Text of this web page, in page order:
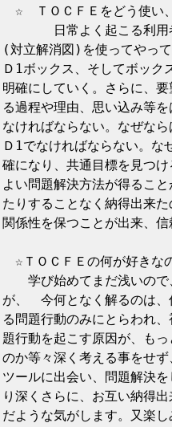
☆　ＴＯＣＦＥをどう使い
日常よく起こる利用者
(対立解消図)を使ってやっ
Ｄ1ボックス、そしてボック
明確にしていく。さらに、
る過程や理由、思い込み等
なければならない。なぜな
Ｄ1でなければならない。な
確になり、共通目標を見つ
よい問題解決方法が得るこ
たりすることなく納得出来
関係性を保つことが出来、信
☆ＴＯＣＦＥの何が好きな
学び始めてまだ浅いので
が、　今何となく解るのは
る問題行動のみにとらわれ
題行動を起こす原因が、も
のか等々深く考える事をせ
ツールに出会い、問題解決
り深くさらに、お互い納得
だような気がします。又楽